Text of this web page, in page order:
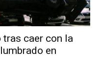
caer con la
en